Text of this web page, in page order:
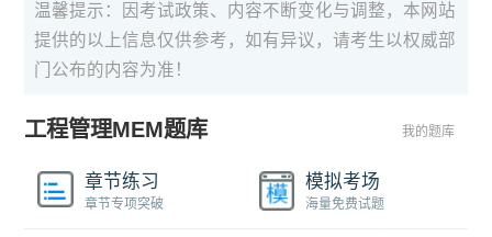
温馨提示：因考试政策、内容不断变化与调整，本网站
提供的以上信息仅供参考，如有异议，请考生以权威部
门公布的内容为准！
工程管理MEM题库 我的题库
章节练习
章节专项突破
模拟考场
海量免费试题